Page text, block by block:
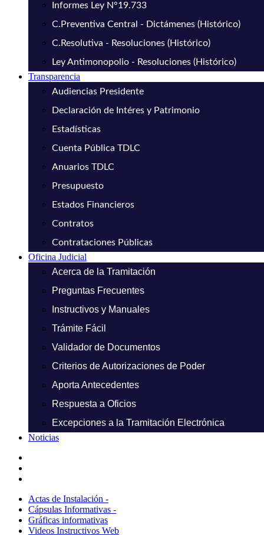
Informes Ley N°19.733
C.Preventiva Central - Dictámenes (Histórico)
C.Resolutiva - Resoluciones (Histórico)
Ley Antimonopolio - Resoluciones (Histórico)
Transparencia
Audiencias Presidente
Declaración de Intéres y Patrimonio
Estadísticas
Cuenta Pública TDLC
Anuarios TDLC
Presupuesto
Estados Financieros
Contratos
Contrataciones Públicas
Oficina Judicial
Acerca de la Tramitación
Preguntas Frecuentes
Instructivos y Manuales
Trámite Fácil
Validador de Documentos
Criterios de Autorizaciones de Poder
Aporta Antecedentes
Respuesta a Oficios
Excepciones a la Tramitación Electrónica
Noticias
Actas de Instalación -
Cápsulas Informativas -
Gráficas informativas
Videos Instructivos Web